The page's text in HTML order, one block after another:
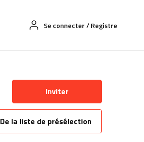
Se connecter/Registre
Inviter
De la liste de présélection